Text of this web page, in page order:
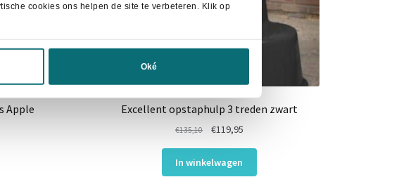
cookies ons helpen de site te verbeteren. Klik op
Oké
Apple Excellent opstaphulp 3 treden zwart
€135,10
Oorspronkelijke
was:
€135,10.
€119,95Huidige
€119,95.
In winkelwagen